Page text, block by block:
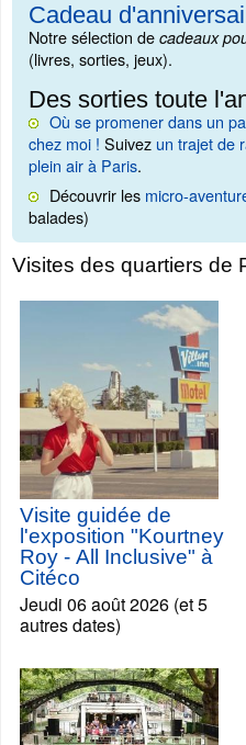
Cadeau
Notre sélection de cadeaux
(livres, sorties, jeux).
Des sorties toute
Où se promener dans un
chez moi ! Suivez un trajet de
plein air à Paris.
Découvrir les micro-
balades)
Visites des quartiers de
Visite guidée de
l'exposition "Kourtney
Roy - All Inclusive" à
Citéco
Jeudi 06 août 2026 (et 5
autres dates)